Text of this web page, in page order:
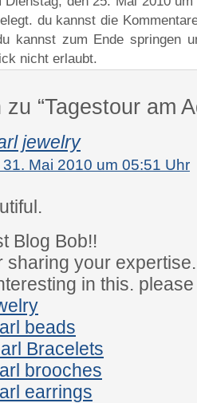
du kannst die
kannst zum Ende springen
nicht erlaubt.
“Tagestour am
jewelry
31. Mai 2010 um 05:51 Uhr
Blog Bob!!
sharing your expertise.
in this.
beads
Bracelets
brooches
earrings